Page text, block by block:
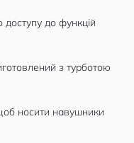
доступу до функцій
з турботою
носити навушники